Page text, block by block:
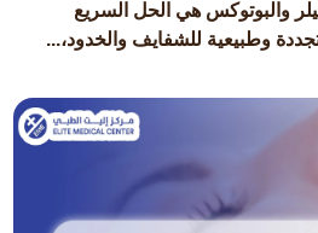
والبوتوكس هي الحل السريع
وطبيعية للشفايف والخدود،...